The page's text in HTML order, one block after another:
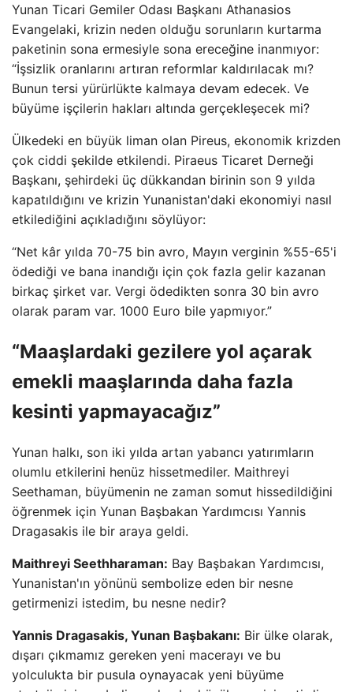
Yunan Ticari Gemiler Odası Başkanı Athanasios
Evangelaki, krizin neden olduğu sorunların kurtarma
paketinin sona ermesiyle sona ereceğine inanmıyor:
“İşsizlik oranlarını artıran reformlar kaldırılacak mı?
Bunun tersi yürürlükte kalmaya devam edecek. Ve
büyüme işçilerin hakları altında gerçekleşecek mi?
Ülkedeki en büyük liman olan Pireus, ekonomik krizden
çok ciddi şekilde etkilendi. Piraeus Ticaret Derneği
Başkanı, şehirdeki üç dükkandan birinin son 9 yılda
kapatıldığını ve krizin Yunanistan'daki ekonomiyi nasıl
etkilediğini açıkladığını söylüyor:
“Net kâr yılda 70-75 bin avro, Mayın verginin %55-65'i
ödediği ve bana inandığı için çok fazla gelir kazanan
birkaç şirket var. Vergi ödedikten sonra 30 bin avro
olarak param var. 1000 Euro bile yapmıyor.”
“Maaşlardaki gezilere yol açarak
emekli maaşlarında daha fazla
kesinti yapmayacağız”
Yunan halkı, son iki yılda artan yabancı yatırımların
olumlu etkilerini henüz hissetmediler. Maithreyi
Seethaman, büyümenin ne zaman somut hissedildiğini
öğrenmek için Yunan Başbakan Yardımcısı Yannis
Dragasakis ile bir araya geldi.
Maithreyi Seethharaman: Bay Başbakan Yardımcısı,
Yunanistan'ın yönünü sembolize eden bir nesne
getirmenizi istedim, bu nesne nedir?
Yannis Dragasakis, Yunan Başbakanı: Bir ülke olarak,
dışarı çıkmamız gereken yeni macerayı ve bu
yolculukta bir pusula oynayacak yeni büyüme